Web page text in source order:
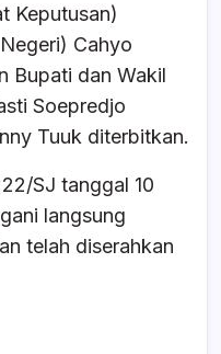
Keputusan)
Cahyo
Bupati dan Wakil
Soepredjo
Tuuk diterbitkan.
SJ tanggal 10
langsung
telah diserahkan